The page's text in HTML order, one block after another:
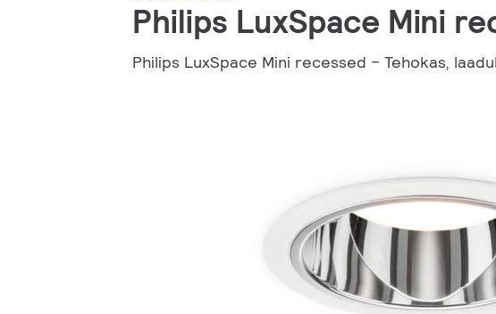
Philips LuxSpace Mini
Philips LuxSpace Mini recessed – Tehokas,